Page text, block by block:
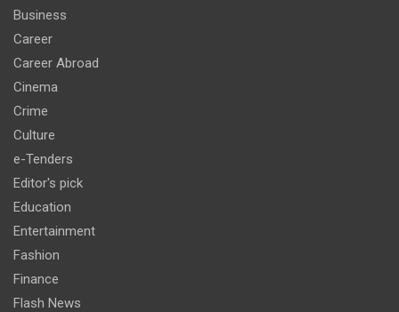
Business
Career
Career Abroad
Cinema
Crime
Culture
e-Tenders
Editor's pick
Education
Entertainment
Fashion
Finance
Flash News